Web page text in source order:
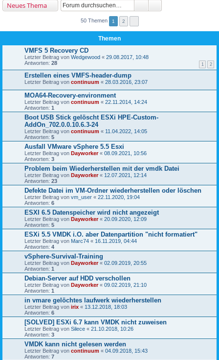
Neues Thema
50 Themen 1 2
Themen
VMFS 5 Recovery CD
Letzter Beitrag von Wedgewood « 29.08.2017, 10:48
Antworten: 28 1 2
Erstellen eines VMFS-header-dump
Letzter Beitrag von continuum « 28.03.2016, 23:07
MOA64-Recovery-environment
Letzter Beitrag von continuum « 22.11.2014, 14:24
Antworten: 1
Boot USB Stick gelöscht ESXi HPE-Custom-
AddOn_702.0.0.10.6.3-24
Letzter Beitrag von continuum « 11.04.2022, 14:05
Antworten: 5
Ausfall VMware vSphere 5.5 Esxi
Letzter Beitrag von Dayworker« 08.09.2021, 10:56
Antworten: 3
Problem beim Wiederherstellen mit der vmdk Datei
Letzter Beitrag von Dayworker« 12.07.2021, 12:14
Antworten: 23
Defekte Datei im VM-Ordner wiederherstellen oder löschen
Letzter Beitrag von vm_user « 22.11.2020, 19:04
Antworten: 6
ESXI 6.5 Datenspeicher wird nicht angezeigt
Letzter Beitrag von Dayworker« 20.09.2020, 12:09
Antworten: 5
ESXi 5.5 VMDK i.O. aber Datenpartition "nicht formatiert"
Letzter Beitrag von Marc74 « 16.11.2019, 04:44
Antworten: 4
vSphere-Survival-Training
Letzter Beitrag von Dayworker« 02.09.2019, 20:55
Antworten: 1
Debian-Server auf HDD verschollen
Letzter Beitrag von Dayworker« 09.02.2019, 21:10
Antworten: 1
in vmare gelöchtes laufwerk wiederherstellen
Letzter Beitrag von irix « 13.12.2018, 18:03
Antworten: 6
[SOLVED] ESXi 6.7 kann VMDK nicht zuweisen
Letzter Beitrag von Silece « 21.10.2018, 10:26
Antworten: 3
VMDK kann nicht gelesen werden
Letzter Beitrag von continuum « 04.09.2018, 15:43
Antworten: 7